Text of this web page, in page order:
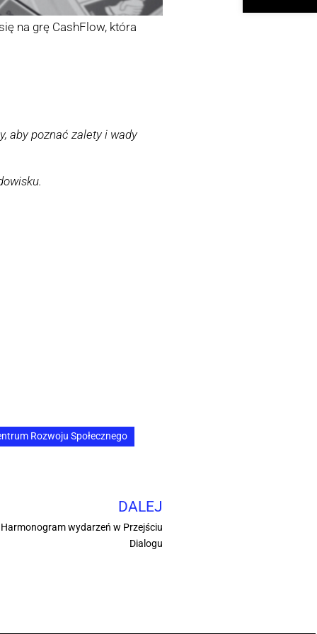
na grę CashFlow, która
aby poznać zalety i wady
Rozwoju Społecznego
DALEJ
wydarzeń w Przejściu
Dialogu